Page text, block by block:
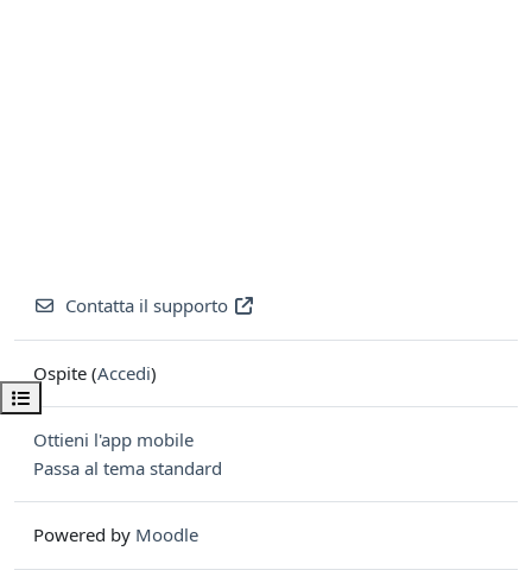
Apri indice del corso
Contatta il supporto
Ospite (Accedi)
Ottieni l'app mobile
Passa al tema standard
Powered by Moodle